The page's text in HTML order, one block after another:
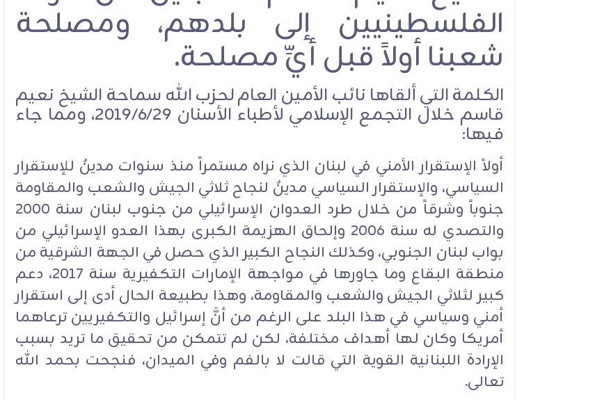
الفلسطينيين إلى بلدهم، ومصلحة
شعبنا أولاً قبل أيِّ مصلحة.
الكلمة التي ألقاها نائب الأمين العام لحزب الله سماحة الشيخ نعيم
قاسم خلال التجمع الإسلامي لأطباء الأسنان 2019/6/29، ومما جاء
فيها:
أولاً الإستقرار الأمني في لبنان الذي نراه مستمراً منذ سنوات مدينٌ للإستقرار
السياسي، والإستقرار السياسي مدينٌ لنجاح ثلاثي الجيش والشعب والمقاومة
جنوباً وشرقاً من خلال طرد العدوان الإسرائيلي من جنوب لبنان سنة ٢٠٠٠
والتصدي له سنة ٢٠٠٦ وإلحاق الهزيمة الكبرى بهذا العدو الإسرائيلي من
بواب لبنان الجنوبي، وكذلك النجاح الكبير الذي حصل في الجهة الشرقية من
منطقة البقاع وما جاورها في مواجهة الإمارات التكفيرية سنة ٢٠١٧، دعم
كبير لثلاثي الجيش والشعب والمقاومة، وهذا بطبيعة الحال أدى إلى استقرار
أمني وسياسي في هذا البلد على الرغم من أنَّ إسرائيل والتكفيريين ترعاهما
أمريكا وكان لها أهداف مختلفة، لكن لم تتمكن من تحقيق ما تريد بسبب
الإرادة اللبنانية القوية التي قالت لا بالفم وفي الميدان، فنجحت بحمد الله
تعالى.